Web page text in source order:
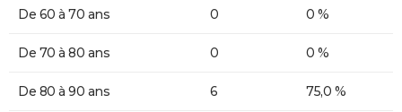
De 60 à 70 ans 0 0 %
De 70 à 80 ans 0 0 %
De 80 à 90 ans 6 75,0 %